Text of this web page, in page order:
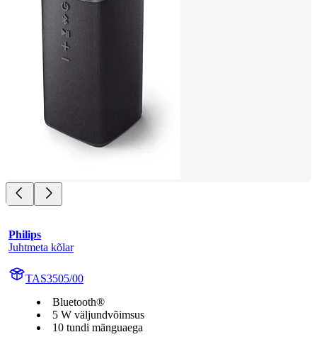
Philips
Juhtmeta kõlar
TAS3505/00
Bluetooth®
5 W väljundvõimsus
10 tundi mänguaega